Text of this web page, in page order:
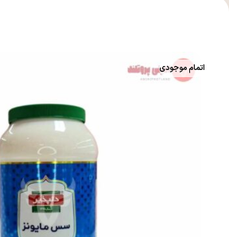
اتمام موجودی